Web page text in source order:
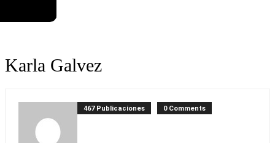
Karla Galvez
467 Publicaciones 0 Comments